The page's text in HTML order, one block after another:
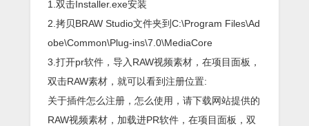
1.双击Installer.exe安装
2.拷贝BRAW Studio文件夹到C:\Program Files\Ad
obe\Common\Plug-ins\7.0\MediaCore
3.打开pr软件，导入RAW视频素材，在项目面板，
双击RAW素材，就可以看到注册位置:
关于插件怎么注册，怎么使用，请下载网站提供的
RAW视频素材，加载进PR软件，在项目面板，双